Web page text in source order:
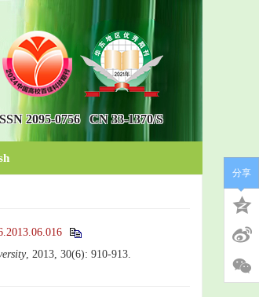
2095-0756 CN 33-1370/S
, 2013, 30(6): 910-913.
分享